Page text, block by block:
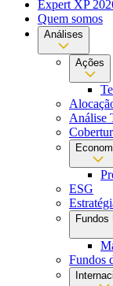
Expert XP
Quem somos
Análises
Ações
Análise
ESG
Fundos
Fundos